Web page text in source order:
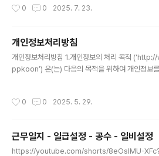
0 0 2025. 7. 23.
개인정보처리방침
개인정보처리방침 1.개인정보의 처리 목적
ppkoon’) 은(는) 다음의 목적을 위하여 개인정보
다음의 개인정보 항목을 처리하고 있습니다.1- 필수
때 동의 받은 개인정보 보유․이용기간 또는 법령에
에서 개인정보를 처리․보유합니다.② 구체적인 개
같습니다.- 마지막으로..
0 0 2025. 5. 29.
근무일지 - 일급설정 - 공수 - 일비설정
https://youtube.com/shorts/8eOsIMU-